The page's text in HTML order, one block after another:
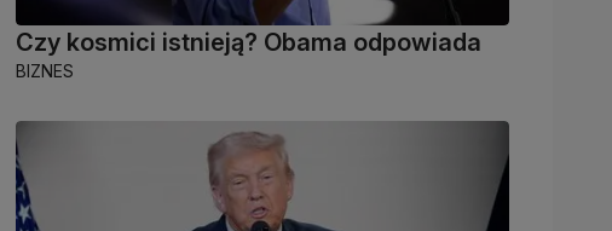
Czy kosmici istnieją? Obama odpowiada
BIZNES